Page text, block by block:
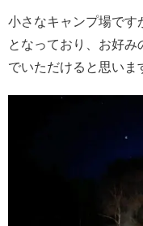
小さなキャンプ場です
となっており、お好
でいただけると思いま